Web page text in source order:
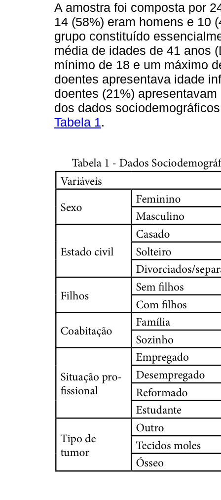
A amostra foi composta por
14 (58%) eram homens e 10
grupo constituído
média de idades de 41 anos
mínimo de 18 e um máximo
doentes apresentava idade
doentes (21%)
dos dados
Tabela 1.